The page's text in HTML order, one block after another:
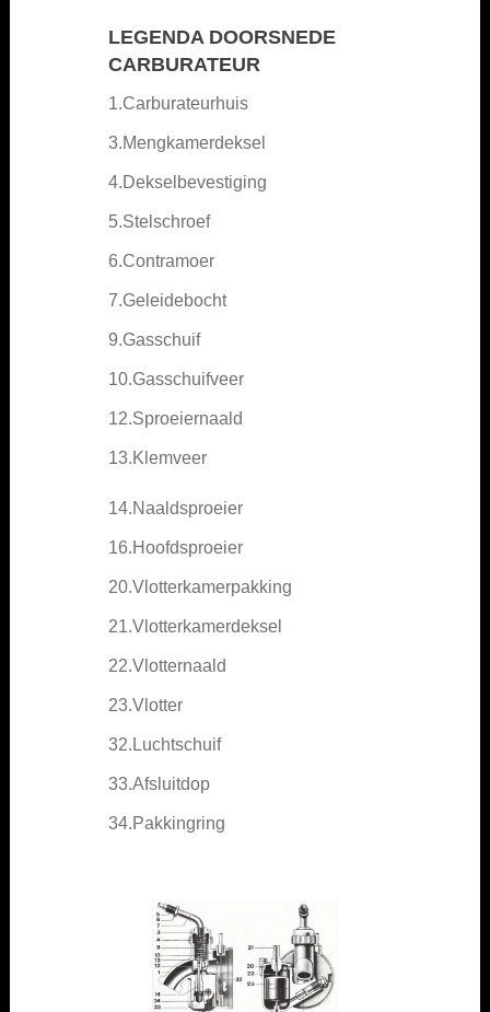
LEGENDA DOORSNEDE
CARBURATEUR
1.Carburateurhuis
3.Mengkamerdeksel
4.Dekselbevestiging
5.Stelschroef
6.Contramoer
7.Geleidebocht
9.Gasschuif
10.Gasschuifveer
12.Sproeiernaald
13.Klemveer
14.Naaldsproeier
16.Hoofdsproeier
20.Vlotterkamerpakking
21.Vlotterkamerdeksel
22.Vlotternaald
23.Vlotter
32.Luchtschuif
33.Afsluitdop
34.Pakkingring